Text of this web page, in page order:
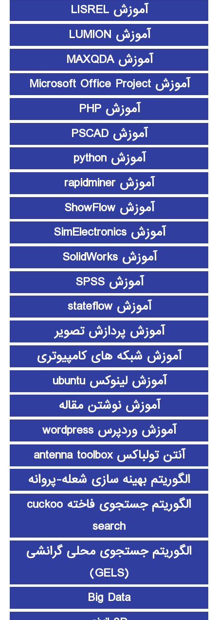
آموزش LISREL
آموزش LUMION
آموزش MAXQDA
آموزش Microsoft Office Project
آموزش PHP
آموزش PSCAD
آموزش python
آموزش rapidminer
آموزش ShowFlow
آموزش SimElectronics
آموزش SolidWorks
آموزش SPSS
آموزش stateflow
آموزش پردازش تصویر
آموزش شبکه های کامپیوتری
آموزش لینوکس ubuntu
آموزش نوشتن مقاله
آموزش وردپرس wordpress
آنتن تولباکس antenna toolbox
الگوریتم بهینه سازی شعله-پروانه
الگوریتم جستجوی فاخته cuckoo
search
الگوریتم جستجوی محلی گرانشی
(GELS)
Big Data